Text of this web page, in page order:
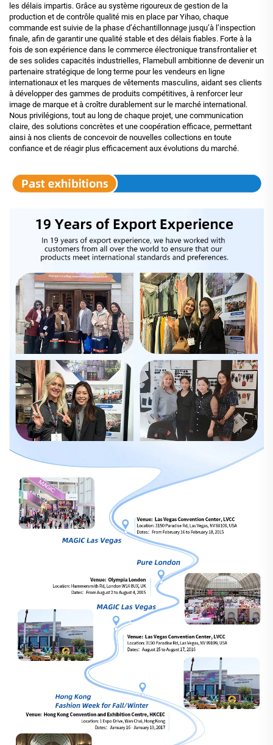
les délais impartis. Grâce au système rigoureux de gestion de la
production et de contrôle qualité mis en place par Yihao, chaque
commande est suivie de la phase d’échantillonnage jusqu’à l’inspection
finale, afin de garantir une qualité stable et des délais fiables. Forte à la
fois de son expérience dans le commerce électronique transfrontalier et
de ses solides capacités industrielles, Flamebull ambitionne de devenir un
partenaire stratégique de long terme pour les vendeurs en ligne
internationaux et les marques de vêtements masculins, aidant ses clients
à développer des gammes de produits compétitives, à renforcer leur
image de marque et à croître durablement sur le marché international.
Nous privilégions, tout au long de chaque projet, une communication
claire, des solutions concrètes et une coopération efficace, permettant
ainsi à nos clients de concevoir de nouvelles collections en toute
confiance et de réagir plus efficacement aux évolutions du marché.